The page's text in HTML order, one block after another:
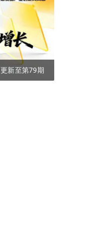
更新至第79期